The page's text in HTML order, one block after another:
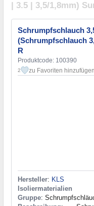
| 3.5 | 3,5/1,8mm)
Schrumpfschlauch
(Schrumpfschlauch
R
Produktcode: 100390
2 zu Favoriten hinzufügen
Hersteller: KLS
Isoliermaterialien
Gruppe: